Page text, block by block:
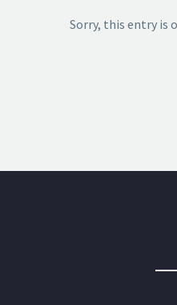
Sorry, this entry is